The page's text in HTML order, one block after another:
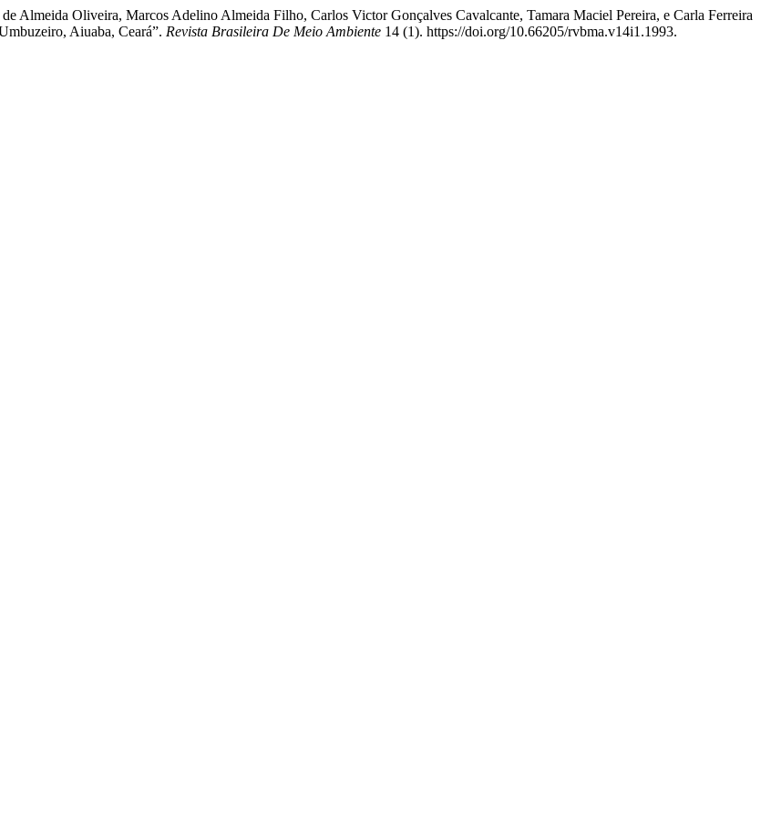
Almeida Oliveira, Marcos Adelino Almeida Filho, Carlos Victor Gonçalves Cavalcante, Tamara Maciel Pereira, e Carla Ferreira
Aiuaba, Ceará”. Revista Brasileira De Meio Ambiente 14 (1). https://doi.org/10.66205/rvbma.v14i1.1993.